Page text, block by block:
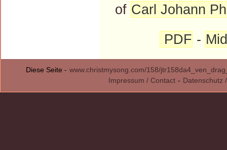
of Carl Johann
PDF -
Diese Seite - www.christmysong.com/158/
Impressum / Contact - Datenschutz